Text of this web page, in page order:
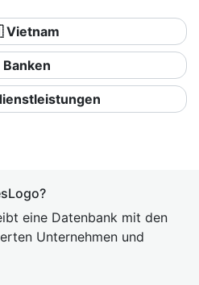
Banken
eine Datenbank mit den
Unternehmen und